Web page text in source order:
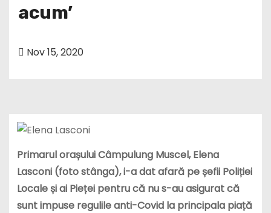
acum’
Nov 15, 2020
Primarul orașului Câmpulung Muscel, Elena
Lasconi (foto stânga), i-a dat afară pe șefii Poliției
Locale și ai Pieței pentru că nu s-au asigurat că
sunt impuse regulile anti-Covid la principala piață